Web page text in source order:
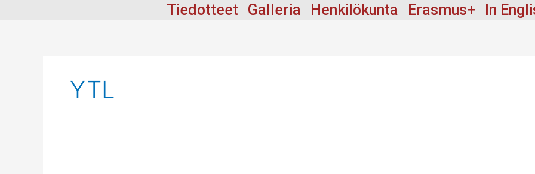
Tiedotteet Galleria Henkilökunta Erasmus+ In
YTL